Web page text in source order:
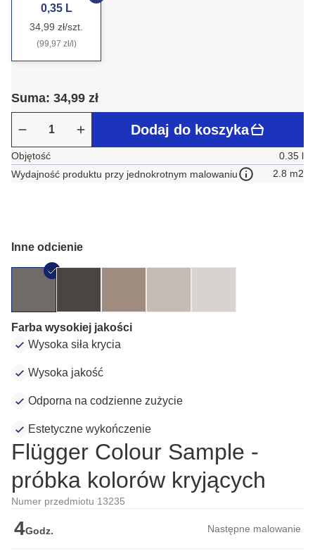
0,35 L
34,99 zł/szt.
(99,97 zł/l)
Suma: 34,99 zł
Dodaj do koszyka
Objętość
0.35 l
Wydajność produktu przy jednokrotnym malowaniu
2.8 m2
Inne odcienie
Farba wysokiej jakości
Wysoka siła krycia
Wysoka jakość
Odporna na codzienne zużycie
Estetyczne wykończenie
Flügger Colour Sample -
próbka kolorów kryjących
Numer przedmiotu 13235
4Godz. Następne malowanie